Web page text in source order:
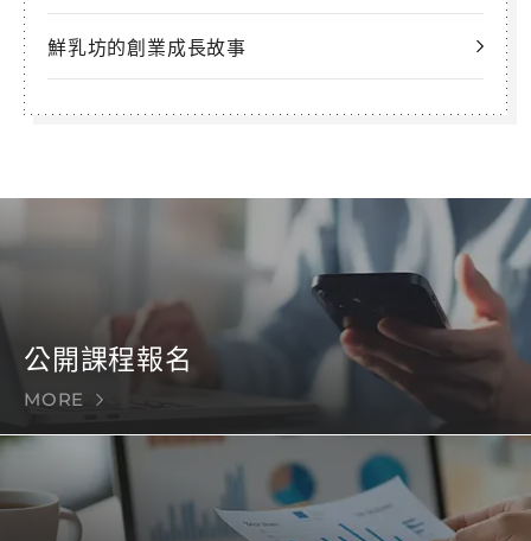
鮮乳坊的創業成長故事
公開課程報名
MORE